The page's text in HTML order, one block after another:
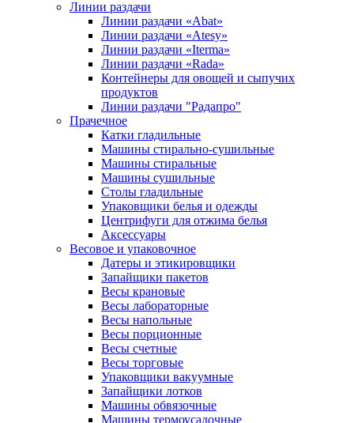
Линии раздачи
Линии раздачи «Abat»
Линии раздачи «Atesy»
Линии раздачи «Iterma»
Линии раздачи «Rada»
Контейнеры для овощей и сыпучих
продуктов
Линии раздачи "Радапро"
Прачечное
Катки гладильные
Машины стирально-сушильные
Машины стиральные
Машины сушильные
Столы гладильные
Упаковщики белья и одежды
Центрифуги для отжима белья
Аксессуары
Весовое и упаковочное
Датеры и этикировщики
Запайщики пакетов
Весы крановые
Весы лабораторные
Весы напольные
Весы порционные
Весы счетные
Весы торговые
Упаковщики вакуумные
Запайщики лотков
Машины обвязочные
Машины термоусадочные